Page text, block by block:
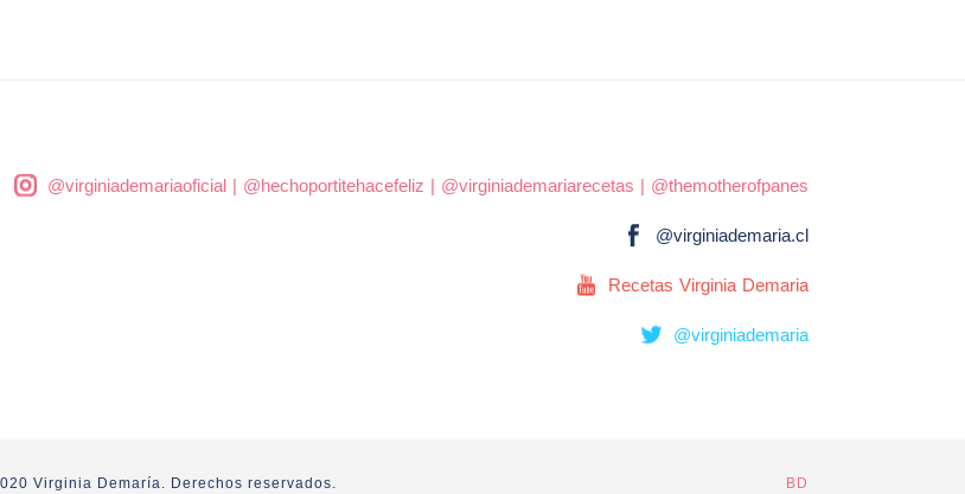
@virginiademariaoficial| @hechoportitehacefeliz | @virginiademariarecetas | @themotherofpanes
@virginiademaria.cl
Recetas Virginia Demaria
@virginiademaria
Virginia Demaría. Derechos reservados. BD